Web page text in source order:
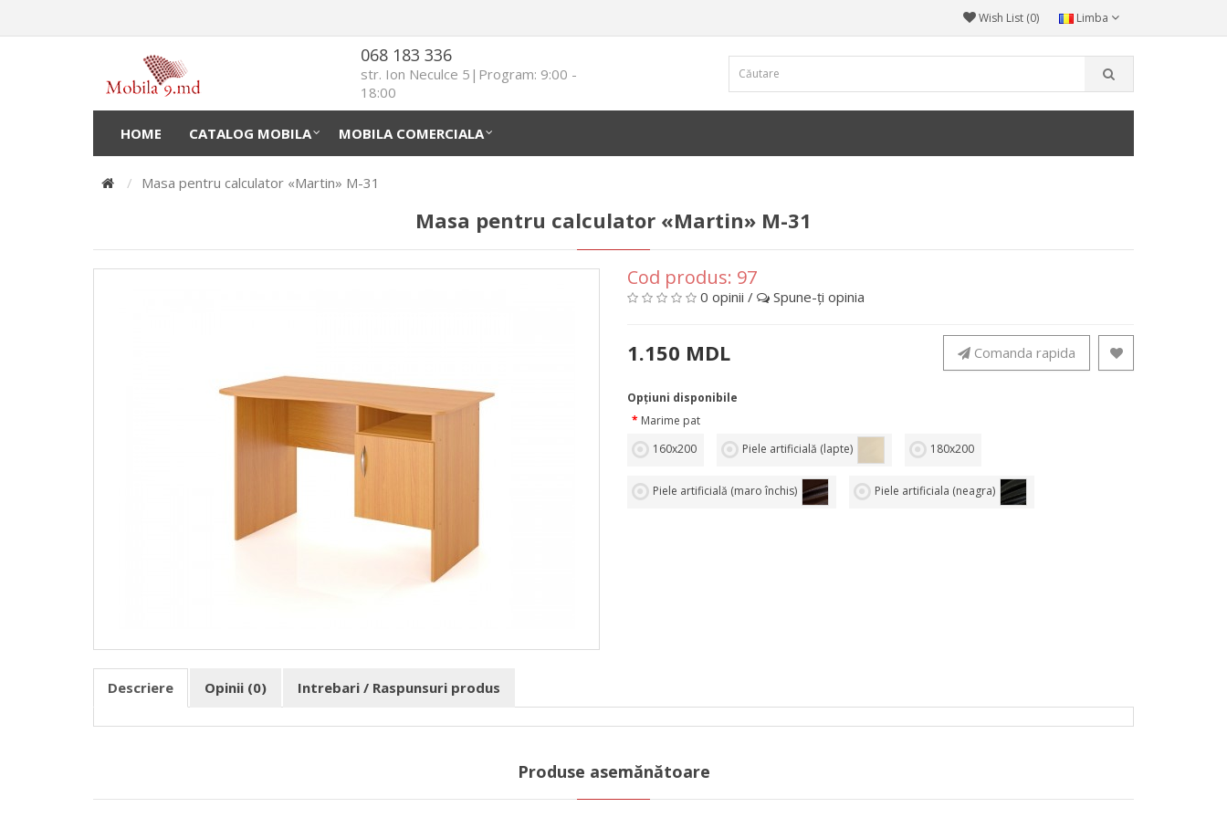
Limba
Wish List (0)
068 183 336
str. Ion Neculce 5|Program: 9:00 -
18:00
HOME CATALOG MOBILA MOBILA COMERCIALA
Masa pentru calculator «Martin» M-31
Masa pentru calculator «Martin» M-31
Cod produs: 97
0 opinii / Spune-ţi opinia
1.150 MDL Comanda rapida
Opţiuni disponibile
Marime pat
160х200
Piele artificială (lapte) 180х200
Piele artificială (maro închis) Piele artificiala (neagra)
Descriere Opinii (0) Intrebari / Raspunsuri produs
Produse asemănătoare